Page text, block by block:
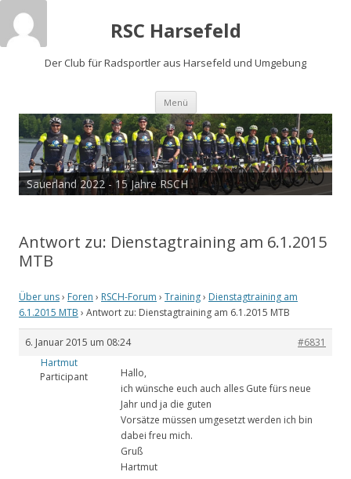
RSC Harsefeld
Der Club für Radsportler aus Harsefeld und Umgebung
Menü Zum
springen
Sauerland 2022 - 15 Jahre RSCH
Antwort zu: Dienstagtraining am 6.1.2015
MTB
Über uns› Foren › RSCH-Forum › Training› Dienstagtraining am
6.1.2015 MTB › Antwort zu: Dienstagtraining am 6.1.2015 MTB
6. Januar 2015 um 08:24
#6831
Hartmut
Participant
Hallo,
ich wünsche euch auch alles Gute fürs neue
Jahr und ja die guten
Vorsätze müssen umgesetzt werden ich bin
dabei freu mich.
Gruß
Hartmut